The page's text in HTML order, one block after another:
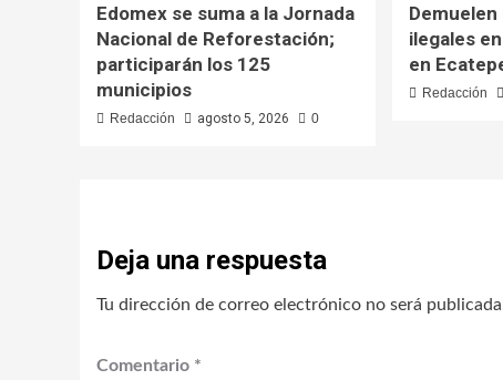
Edomex se suma a la Jornada
Nacional de Reforestación;
participarán los 125
municipios
Redacción agosto 5, 2026 0
ilegales
en
Redacción
Deja una respuesta
Tu dirección de correo electrónico no será
Comentario *